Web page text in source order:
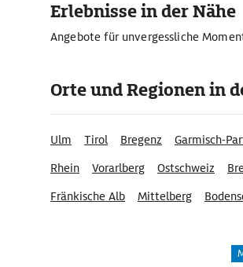
Erlebnisse in der Nähe
Angebote für unvergessliche
Orte und Regionen in
Ulm Tirol Bregenz Garmisch-
Rhein
Vorarlberg Ostschweiz
Fränkische Alb
Mittelberg